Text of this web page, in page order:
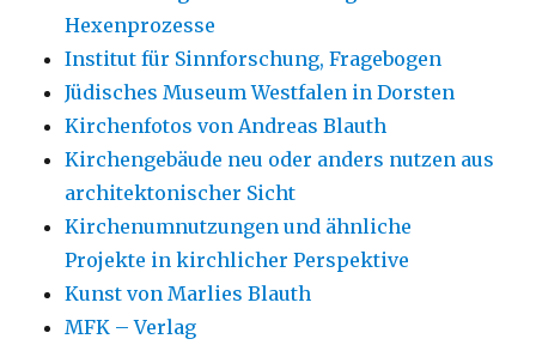
Hexenprozesse
Institut für Sinnforschung, Fragebogen
Jüdisches Museum Westfalen in Dorsten
Kirchenfotos von Andreas Blauth
Kirchengebäude neu oder anders nutzen aus
architektonischer Sicht
Kirchenumnutzungen und ähnliche
Projekte in kirchlicher Perspektive
Kunst von Marlies Blauth
MFK – Verlag